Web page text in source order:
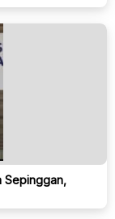
Sepinggan,